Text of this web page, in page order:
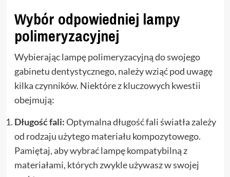
Wybór odpowiedniej lampy
polimeryzacyjnej
Wybierając lampę polimeryzacyjną do swojego
gabinetu dentystycznego, należy wziąć pod uwagę
kilka czynników. Niektóre z kluczowych kwestii
obejmują:
Długość fali:Optymalna długość fali światła zależy
od rodzaju użytego materiału kompozytowego.
Pamiętaj, aby wybrać lampę kompatybilną z
materiałami, których zwykle używasz w swojej